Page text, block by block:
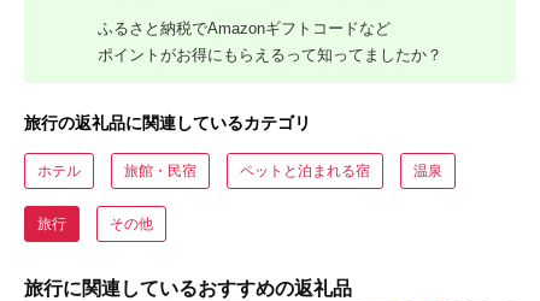
ふるさと納税でAmazonギフトコードなど
ポイントがお得にもらえるって知ってましたか？
旅行の返礼品に関連しているカテゴリ
ホテル 旅館・民宿 ペットと泊まれる宿 温泉
旅行 その他
旅行に関連しているおすすめの返礼品